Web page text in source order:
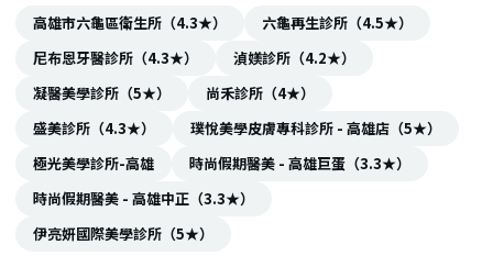
高雄市六龜區衛生所（4.3★）
六龜再生診所（4.5★）
尼布恩牙醫診所（4.3★）
湞媄診所（4.2★）
凝醫美學診所（5★）
尚禾診所（4★）
盛美診所（4.3★）
璞悅美學皮膚專科診所 - 高雄店（5★）
極光美學診所-高雄
時尚假期醫美 - 高雄巨蛋（3.3★）
時尚假期醫美 - 高雄中正（3.3★）
伊亮妍國際美學診所（5★）